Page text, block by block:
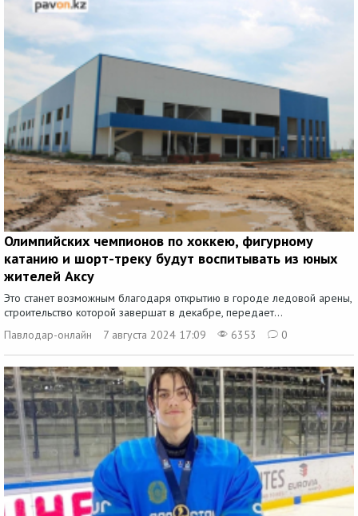
Олимпийских чемпионов по хоккею, фигурному
катанию и шорт-треку будут воспитывать из юных
жителей Аксу
Это станет возможным благодаря открытию в городе ледовой арены,
строительство которой завершат в декабре, передает...
Павлодар-онлайн
7 августа 2024 17:09 6353 0